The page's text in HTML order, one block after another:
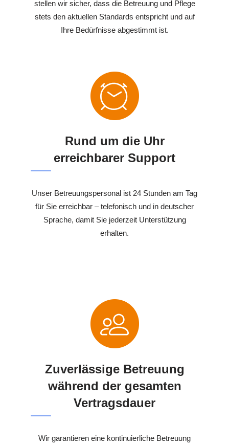
stellen wir sicher, dass die Betreuung und Pflege
stets den aktuellen Standards entspricht und auf
Ihre Bedürfnisse abgestimmt ist.
Rund um die Uhr
erreichbarer Support
Unser Betreuungspersonal ist 24 Stunden am Tag
für Sie erreichbar – telefonisch und in deutscher
Sprache, damit Sie jederzeit Unterstützung
erhalten.
Zuverlässige Betreuung
während der gesamten
Vertragsdauer
Wir garantieren eine kontinuierliche Betreuung